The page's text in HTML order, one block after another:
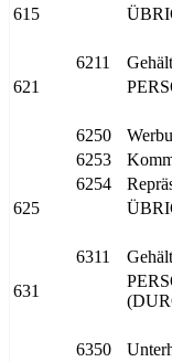
615
6211
621
6250
6253
6254
625
6311
631
6350